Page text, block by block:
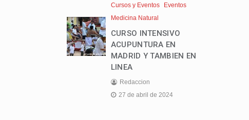
Cursos y Eventos
Eventos
Medicina Natural
CURSO INTENSIVO
ACUPUNTURA EN
MADRID Y TAMBIEN EN
LINEA
Redaccion
27 de abril de 2024